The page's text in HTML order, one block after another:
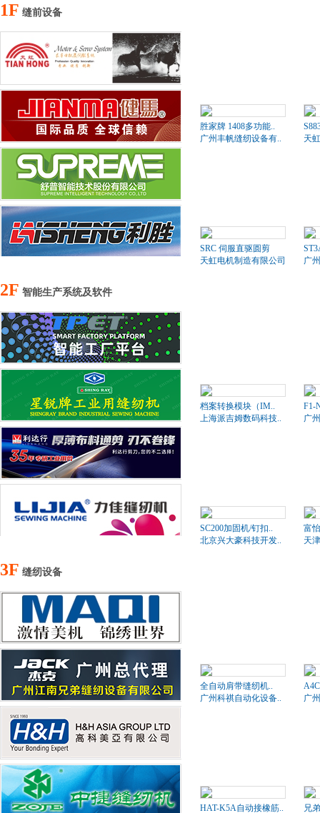
1F 缝前设备
胜家牌 1408多功能..
广州丰帆缝纫设备有..
天
SRC 伺服直驱圆剪
天虹电机制造有限公司
广
2F 智能生产系统及软件
档案转换模块（IM..
上海派吉姆数码科技..
F1-
广
SC200加固机/钉扣..
北京兴大豪科技开发..
富
天
3F 缝纫设备
全自动肩带缝纫机..
广州科祺自动化设备..
广
HAT-K5A自动接橡筋.. 兄